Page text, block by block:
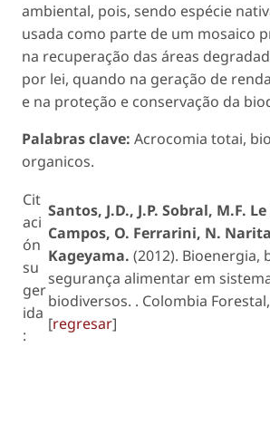
ambiental, pois, sendo espécie
usada como parte de um mosaico
na recuperação das áreas
por lei, quando na geração de
e na proteção e conservação da
Palabras clave: Acrocomia totai,
organicos.
Cit
aci
ón
su
ger
ida
:
Santos, J.D., J.P. Sobral, M.F.
Campos, O. Ferrarini, N.
Kageyama. (2012). Bioenergia,
segurança alimentar em
biodiversos. . Colombia
[regresar]